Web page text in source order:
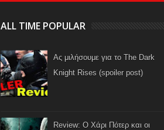
ALL TIME POPULAR
Ας μιλήσουμε για το The Dark
Knight Rises (spoiler post)
Review: Ο Χάρι Πότερ και οι